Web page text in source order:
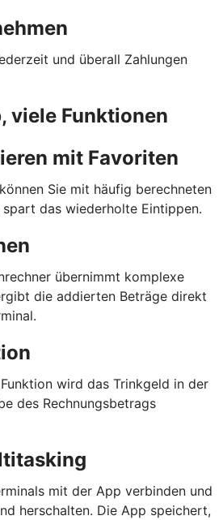
und überall Zahlungen
viele Funktionen
mit Favoriten
Sie mit häufig berechneten
spart das wiederholte Eintippen.
übernimmt komplexe
die addierten Beträge direkt
wird das Trinkgeld in der
des Rechnungsbetrags
mit der App verbinden und
herschalten. Die App speichert,